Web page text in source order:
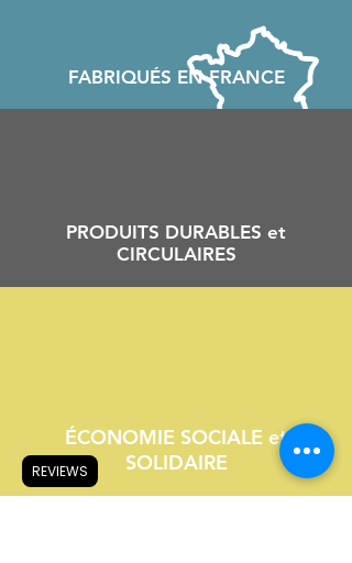
FABRIQUÉS EN FRANCE
PRODUITS DURABLES et
CIRCULAIRES
ÉCONOMIE SOCIALE et
SOLIDAIRE
REVIEWS